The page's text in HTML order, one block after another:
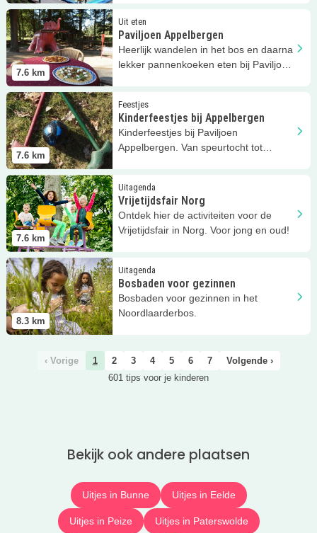
7.6 km
Uit eten
Paviljoen Appelbergen
Heerlijk wandelen in het bos en daarna
lekker pannenkoeken eten bij Paviljoen
Lees meer Paviljoen Appelbergen
7.6 km
Feestjes
Kinderfeestjes bij Appelbergen
Kinderfeestjes bij Paviljoen
Appelbergen. Van speurtocht tot
Lees meer Kinderfeestjes bij Appelbergen
7.6 km
Uitagenda
Vrijetijdsfair Norg
Ontdek hier de activiteiten voor de
Vrijetijdsfair in Norg. Voor jong en oud!
Lees meer Vrijetijdsfair Norg
8.3 km
Uitagenda
Bosbaden voor gezinnen
Bosbaden voor gezinnen in het
Noordlaarderbos.
Lees meer Bosbaden voor gezinnen
‹ Vorige 1 2 3 4 5 6 7
Volgende ›
601 tips voor je kinderen
Bekijk ook andere plaatsen
Uitjes in Bunne Uitjes in Eelde
Uitjes in Peize Uitjes in Paterswolde